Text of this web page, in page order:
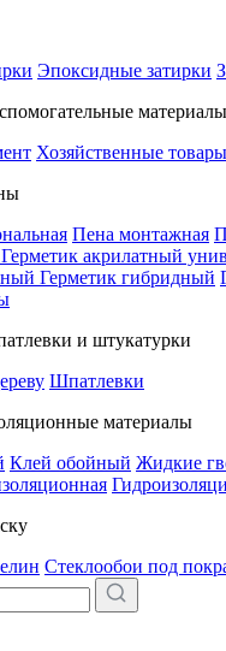
Эпоксидные затирки
материалы
Хозяйственные товары
Пена монтажная
Герметик акрилатный
Герметик гибридный
и штукатурки
Шпатлевки
материалы
Клей обойный Жидкие
Стеклообои под